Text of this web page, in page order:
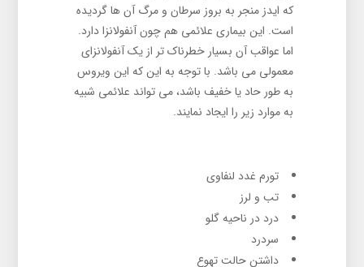
که ایدز منجر به بروز سرطان و مرگ آن ها گردیده
است. این بیماری علائمی هم چون آنفولانزا دارد.
اما عواقب آن بسیار خطرناک تر از یک آنفولانزای
معمولی می باشد. با توجه به این که این ویروس
به طور حاد یا خفیف باشد، می تواند علائمی شبیه
به موارد زیر را ایجاد نمایند.
تورم غدد لنفاوی
تب و لرز
درد در ناحیه گلو
سردرد
داشتن حالت تهوع